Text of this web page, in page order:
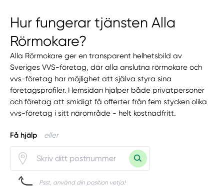
Hur fungerar tjänsten Alla
Rörmokare?
Alla Rörmokare ger en transparent helhetsbild av
Sveriges VVS-företag, där alla anslutna rörmokare och
vvs-företag har möjlighet att själva styra sina
företagsprofiler. Hemsidan hjälper både privatpersoner
och företag att smidigt få offerter från fem stycken olika
vvs-företag i sitt närområde - helt kostnadfritt.
Få hjälp eller
Psst, använd din position vetja!